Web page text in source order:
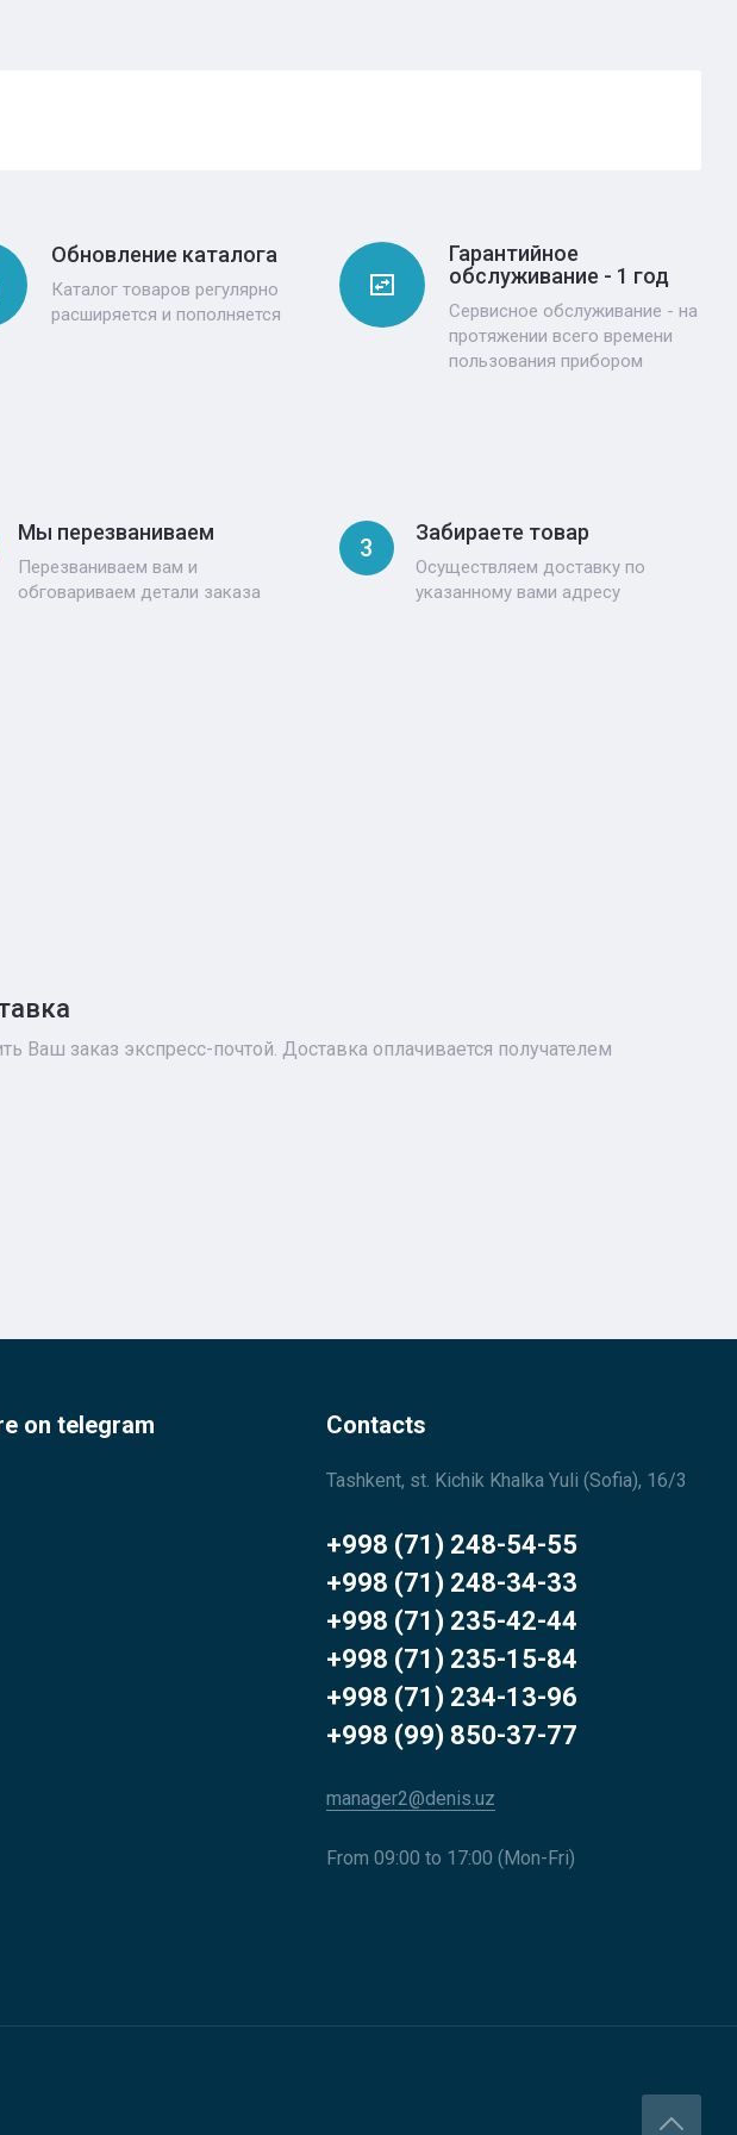
Обновление каталога
Каталог товаров регулярно
расширяется и пополняется
Гарантийное
обслуживание - 1 год
Сервисное обслуживание - на
протяжении всего времени
пользования прибором
Мы перезваниваем
Перезваниваем вам и
обговариваем детали заказа
3
Забираете товар
Осуществляем доставку по
указанному вами адресу
Ваш заказ экспресс-почтой. Доставка оплачивается получателем
on telegram Contacts
Tashkent, st. Kichik Khalka Yuli (Sofia), 16/3
+998 (71) 248-54-55
+998 (71) 248-34-33
+998 (71) 235-42-44
+998 (71) 235-15-84
+998 (71) 234-13-96
+998 (99) 850-37-77
manager2@denis.uz
From 09:00 to 17:00 (Mon-Fri)